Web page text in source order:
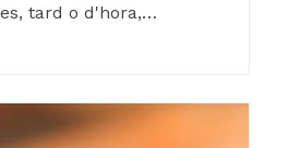
tard o d'hora,…